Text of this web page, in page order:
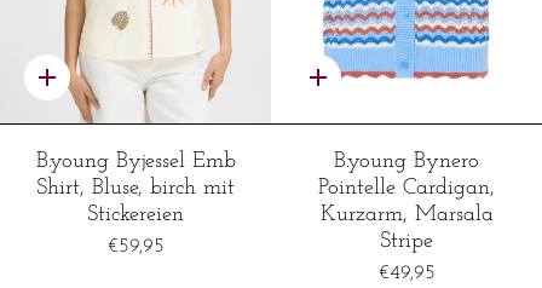
Schnelles
Hinzufügen
B.young Byjessel Emb
Shirt, Bluse, birch mit
Stickereien
€59,95
Schnelles
B.young Bynero
Pointelle Cardigan,
Kurzarm, Marsala
Stripe
€49,95